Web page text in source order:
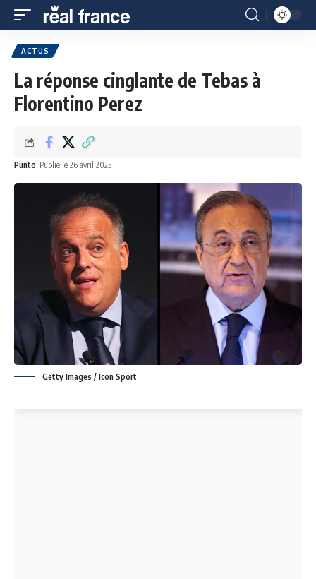
ACTUS
La réponse cinglante de Tebas à
Florentino Perez
Punto Publié le 26 avril 2025
Getty Images / Icon Sport